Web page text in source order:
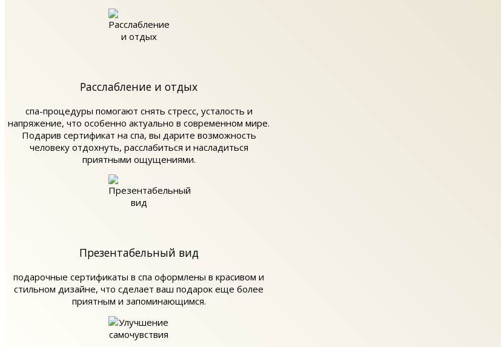
Расслабление и отдых
спа-процедуры помогают снять стресс, усталость и
напряжение, что особенно актуально в современном мире.
Подарив сертификат на спа, вы дарите возможность
человеку отдохнуть, расслабиться и насладиться
приятными ощущениями.
Презентабельный вид
подарочные сертификаты в спа оформлены в красивом и
стильном дизайне, что сделает ваш подарок еще более
приятным и запоминающимся.